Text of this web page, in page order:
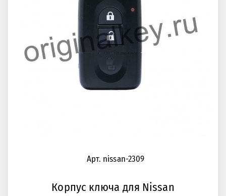
Арт. nissan-2309
Корпус ключа для Nissan